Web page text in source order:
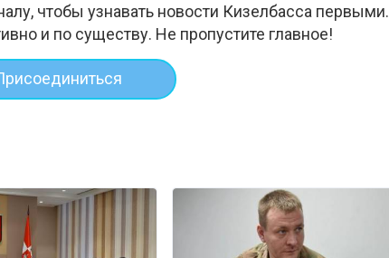
чтобы узнавать новости Кизелбасса первыми.
и по существу. Не пропустите главное!